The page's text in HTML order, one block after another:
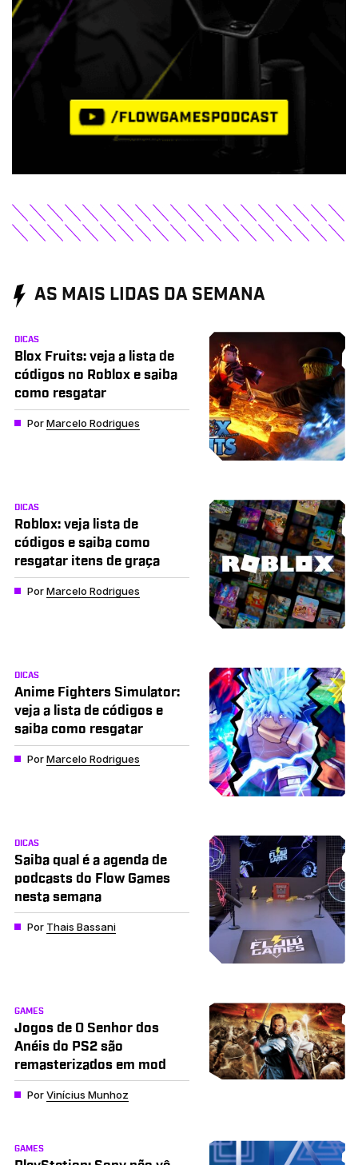
AS MAIS LIDAS DA SEMANA
DICAS
Blox Fruits: veja a lista de
códigos no Roblox e saiba
como resgatar
PorMarcelo Rodrigues
DICAS
Roblox: veja lista de
códigos e saiba como
resgatar itens de graça
PorMarcelo Rodrigues
DICAS
Anime Fighters Simulator:
veja a lista de códigos e
saiba como resgatar
PorMarcelo Rodrigues
DICAS
Saiba qual é a agenda de
podcasts do Flow Games
nesta semana
Por Thais Bassani
GAMES
Jogos de O Senhor dos
Anéis do PS2 são
remasterizados em mod
PorVinícius Munhoz
GAMES